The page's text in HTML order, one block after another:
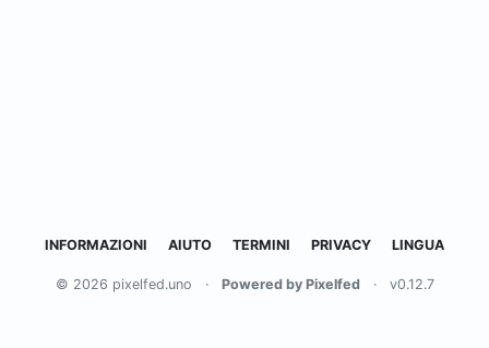
INFORMAZIONI AIUTO TERMINI PRIVACY LINGUA
© 2026 pixelfed.uno · Powered by Pixelfed · v0.12.7